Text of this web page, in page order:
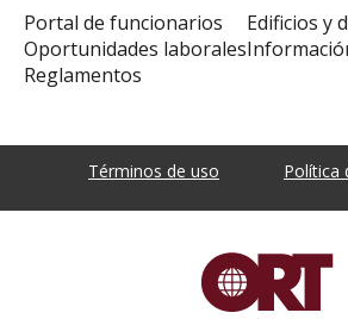
Portal de funcionarios
Oportunidades laborales
Reglamentos
Edificios y
Términos de uso Política